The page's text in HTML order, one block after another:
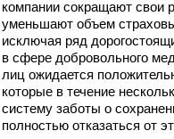
компании сокращают свои
уменьшают объем
исключая ряд
в сфере добровольного
лиц ожидается
которые в течение
систему заботы о
полностью отказаться от